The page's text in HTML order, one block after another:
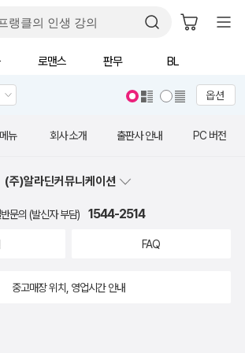
로맨스 판무 BL
옵션
뉴 회사 소개 출판사 안내 PC 버전
(주)알라딘커뮤니케이션
문의 (발신자 부담) 1544-2514
FAQ
중고매장 위치, 영업시간 안내